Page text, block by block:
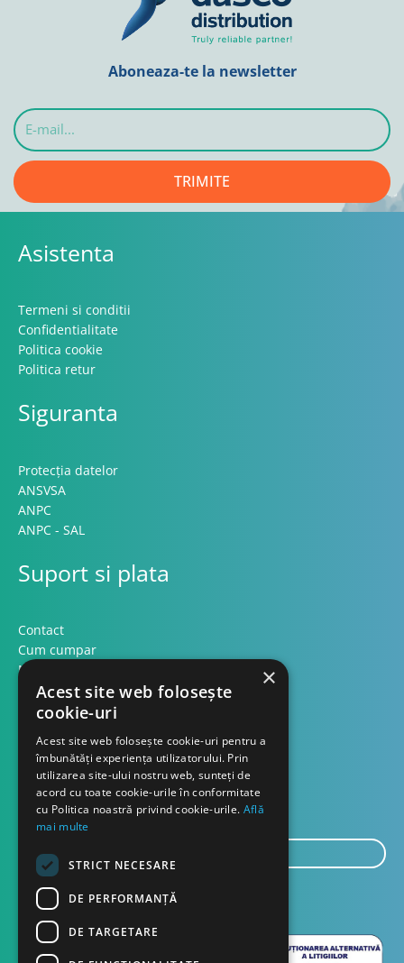
Aboneaza-te la newsletter
E-
mail...
TRIMITE
Asistenta
Termeni si conditii
Confidentialitate
Politica cookie
Politica retur
Siguranta
Protecția datelor
ANSVSA
ANPC
ANPC - SAL
Suport si plata
Contact
Cum cumpar
Modalitati plata
Formular retur
Contact
Despre noi
Blog
mail...
TRIMITE
×
Acest site web folosește
cookie-uri
Acest site web folosește cookie-uri pentru a
îmbunătăți experiența utilizatorului. Prin
utilizarea site-ului nostru web, sunteți de
acord cu toate cookie-urile în conformitate
cu Politica noastră privind cookie-urile. Află
mai multe
STRICT NECESARE
DE PERFORMANȚĂ
DE TARGETARE